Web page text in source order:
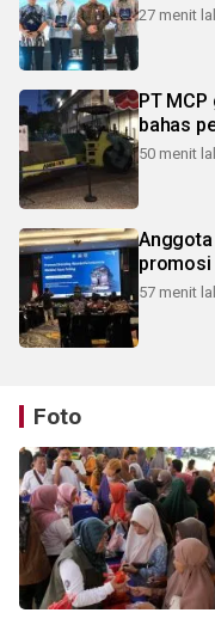
27 menit
PT
bahas
50 menit
Anggota
promosi
57 menit
Foto